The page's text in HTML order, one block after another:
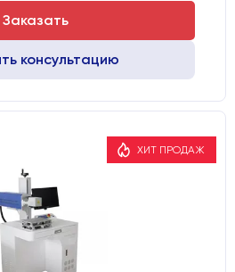
Заказать
консультацию
ХИТ ПРОДАЖ